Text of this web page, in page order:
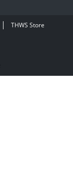
THWS Store